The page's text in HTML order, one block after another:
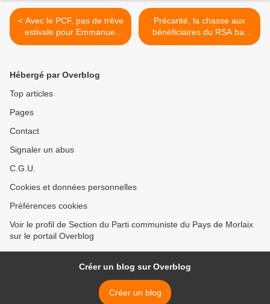
< Avec le PCF, pas de trêve
estivale pour Emmanuel
Macron (Maud Vergnol,
Précarité, la chasse aux
bénéficiaires du RSA bat
son plein (L'Humanité) >
Hébergé par Overblog
Top articles
Pages
Contact
Signaler un abus
C.G.U.
Cookies et données personnelles
Préférences cookies
Voir le profil de Section du Parti communiste du Pays de Morlaix
sur le portail Overblog
Créer un blog sur Overblog
Créer un blog